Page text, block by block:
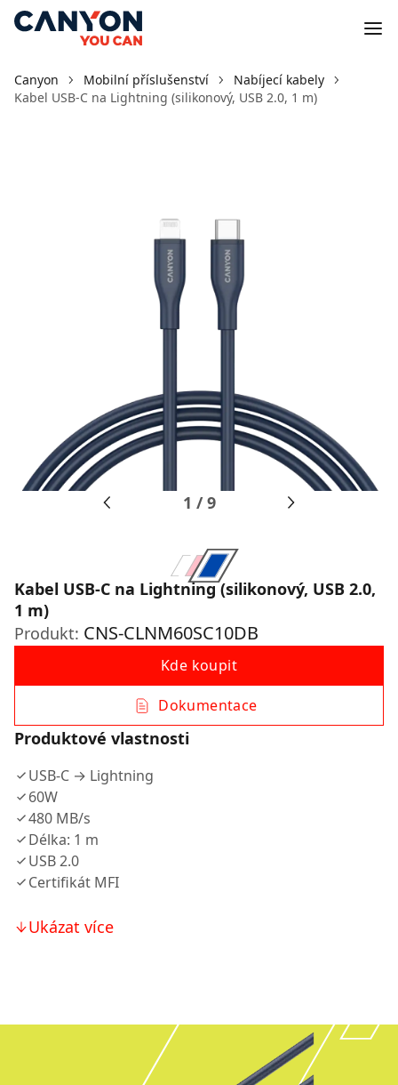
Canyon Mobilní příslušenství
Nabíjecí kabely
Kabel USB-C na Lightning (silikonový, USB 2.0, 1 m)
1 /9
Kabel USB-C na Lightning (silikonový, USB 2.0,
1 m)
Produkt: CNS-CLNM60SC10DB
Kde koupit
Dokumentace
Produktové vlastnosti
USB-C → Lightning
60W
480 MB/s
Délka: 1 m
USB 2.0
Certifikát MFI
Ukázat více